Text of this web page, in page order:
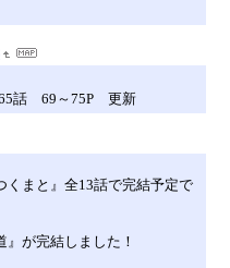
65話 69～75P 更新
まと』全13話で完結予定で
が完結しました！